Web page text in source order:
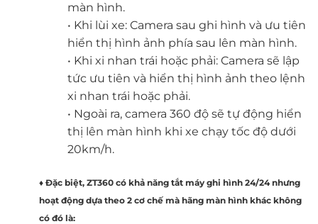
màn hình.
• Khi lùi xe: Camera sau ghi hình và ưu tiên
hiển thị hình ảnh phía sau lên màn hình.
• Khi xi nhan trái hoặc phải: Camera sẽ lập
tức ưu tiên và hiển thị hình ảnh theo lệnh
xi nhan trái hoặc phải.
• Ngoài ra, camera 360 độ sẽ tự động hiển
thị lên màn hình khi xe chạy tốc độ dưới
20km/h.
♦ Đặc biệt, ZT360 có khả năng tắt máy ghi hình 24/24 nhưng
hoạt động dựa theo 2 cơ chế mà hãng màn hình khác không
có đó là: